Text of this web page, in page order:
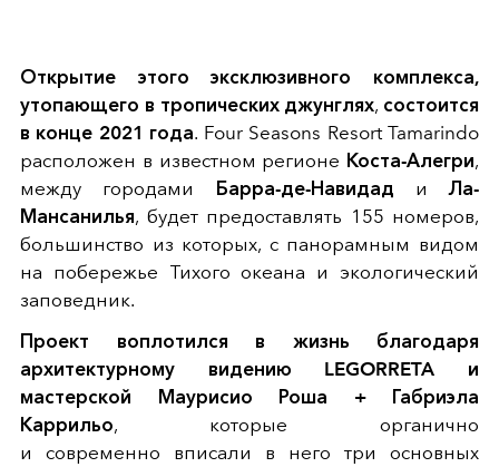
Открытие этого эксклюзивного комплекса,
утопающего в тропических джунглях, состоится
в конце 2021 года. Four Seasons Resort Tamarindo
расположен в известном регионе Коста-Алегри,
между городами
Барра-де-Навидад иЛа-
Мансанилья, будет предоставлять 155 номеров,
большинство из которых, с панорамным видом
на побережье Тихого океана и экологический
заповедник.
Проект воплотился в жизнь благодаря
архитектурному видению LEGORRETA и
мастерской Маурисио Роша + Габриэла
Каррильо, которые органично
и современно вписали в него три основных